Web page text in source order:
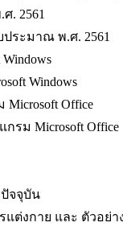
. 2561
ระมาณ พ.ศ. 2561
Windows
Office
รม Microsoft Office
จจุบัน
ต่งกาย และ ตัวอย่